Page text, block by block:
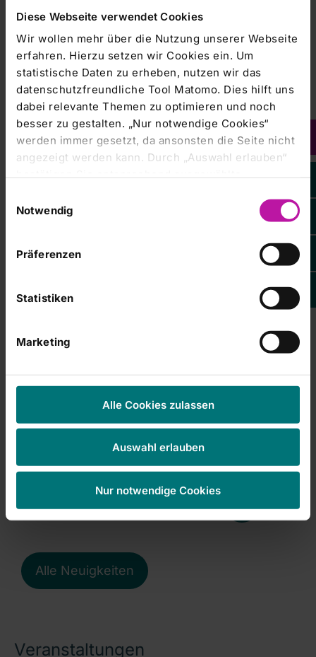
Diese Webseite verwendet Cookies
Wir wollen mehr über die Nutzung unserer Webseite
erfahren. Hierzu setzen wir Cookies ein. Um
statistische Daten zu erheben, nutzen wir das
datenschutzfreundliche Tool Matomo. Dies hilft uns
dabei relevante Themen zu optimieren und noch
besser zu gestalten. „Nur notwendige Cookies“
werden immer gesetzt, da ansonsten die Seite nicht
angezeigt werden kann. Durch „Auswahl erlauben“
erlauben Sie alle eingesetzten Cookies. Sie können
Ihre
Einstellungen anpassen. Weitere Informationen
finden Sie auch in unserer
Datenschutzerklärung
Notwendig
Präferenzen
Statistiken
Marketing
Alle Cookies zulassen
Auswahl erlauben
Nur notwendige Cookies
Epilepsie-Symposium in Bad Neustadt
RHÖN-KLINIKUM Campus Bad Neustadt
19.03.2026
12 Pflegefachkräfte starten ins
Berufsleben – zwei
Staatspreisträgerinnen ausgezeichnet
RHÖN-KLINIKUM Campus Bad Neustadt
RHÖN-KLINIKUM Campus Bad
Walter Steinbeck
RHÖN-KLINIKUM Campus Bad Neustadt
Alle Neuigkeiten
Veranstaltungen